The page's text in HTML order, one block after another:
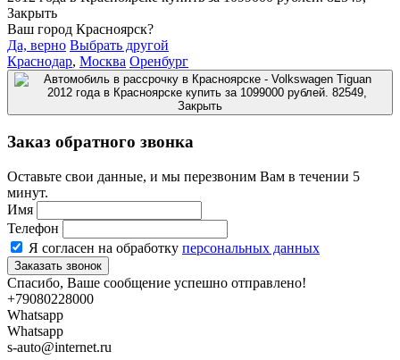
Ваш город Красноярск?
Да, верно Выбрать другой
Краснодар, Москва Оренбург
Заказ обратного звонка
Оставьте свои данные, и мы перезвоним Вам в течении 5
минут.
Имя
Телефон
Я согласен на обработку персональных данных
Спасибо, Ваше сообщение успешно отправлено!
+79080228000
Whatsapp
Whatsapp
s-auto@internet.ru